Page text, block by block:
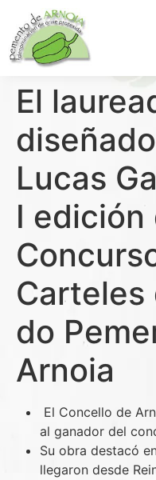
El
Lucas
I edición
Carteles
do
Arnoia
El Concello de
al ganador del
Su obra destacó
llegaron desde